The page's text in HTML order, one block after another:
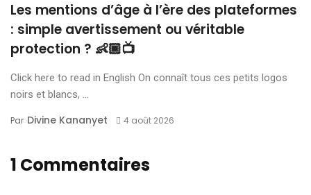
Les mentions d’âge à l’ère des plateformes
: simple avertissement ou véritable
protection ? 👶🏾📺
Click here to read in English On connaît tous ces petits logos
noirs et blancs, ...
Par Divine Kananyet 4 août 2026
1 Commentaires